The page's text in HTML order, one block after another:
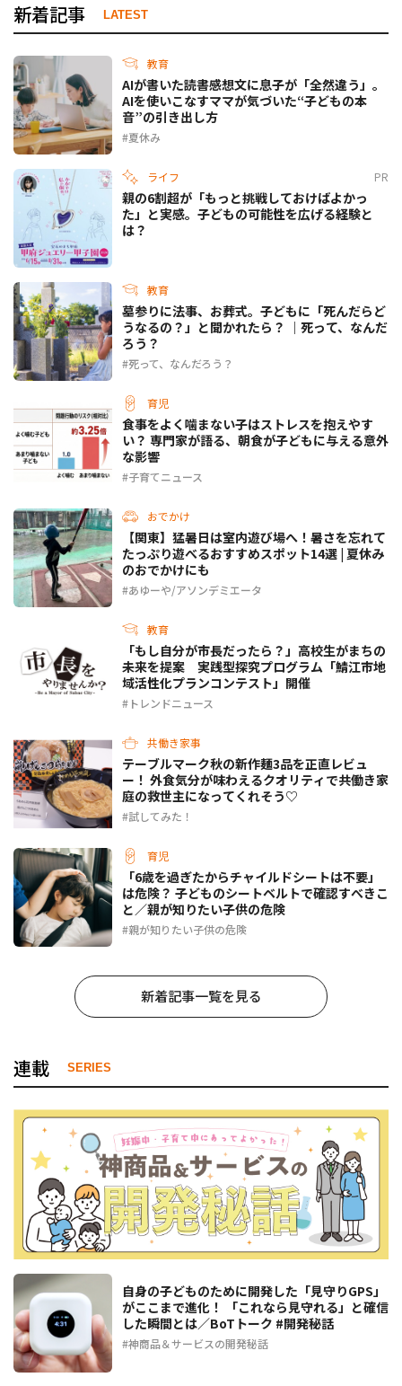
新着記事 LATEST
教育
AIが書いた読書感想文に息子が「全然違う」。
AIを使いこなすママが気づいた“子どもの本
音”の引き出し方
夏休み
ライフ PR
親の6割超が「もっと挑戦しておけばよかっ
た」と実感。子どもの可能性を広げる経験と
は？
教育
墓参りに法事、お葬式。子どもに「死んだらど
うなるの？」と聞かれたら？ ｜死って、なんだ
ろう？
死って、なんだろう？
育児
食事をよく噛まない子はストレスを抱えやす
い？ 専門家が語る、朝食が子どもに与える意外
な影響
子育てニュース
おでかけ
【関東】猛暑日は室内遊び場へ！暑さを忘れて
たっぷり遊べるおすすめスポット14選 | 夏休み
のおでかけにも
あゆーや/アソンデミエータ
教育
「もし自分が市長だったら？」高校生がまちの
未来を提案 実践型探究プログラム「鯖江市地
域活性化プランコンテスト」開催
トレンドニュース
共働き家事
テーブルマーク秋の新作麺3品を正直レビュ
ー！ 外食気分が味わえるクオリティで共働き家
庭の救世主になってくれそう♡
試してみた！
育児
「6歳を過ぎたからチャイルドシートは不要」
は危険？ 子どものシートベルトで確認すべきこ
と／親が知りたい子供の危険
親が知りたい子供の危険
新着記事一覧を見る
連載 SERIES
自身の子どものために開発した「見守りGPS」
がここまで進化！ 「これなら見守れる」と確信
した瞬間とは／BoTトーク #開発秘話
神商品＆サービスの開発秘話